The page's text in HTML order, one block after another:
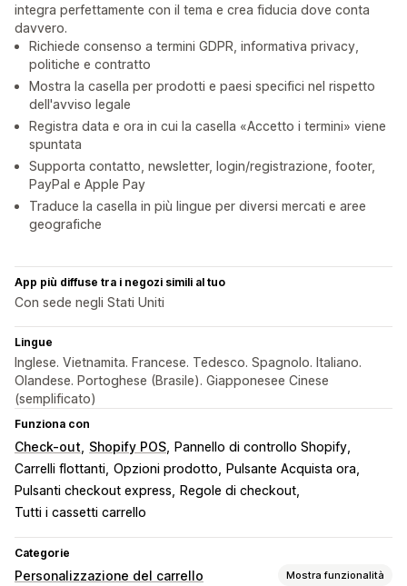
integra perfettamente con il tema e crea fiducia dove conta
davvero.
Richiede consenso a termini GDPR, informativa privacy,
politiche e contratto
Mostra la casella per prodotti e paesi specifici nel rispetto
dell'avviso legale
Registra data e ora in cui la casella «Accetto i termini» viene
spuntata
Supporta contatto, newsletter, login/registrazione, footer,
PayPal e Apple Pay
Traduce la casella in più lingue per diversi mercati e aree
geografiche
App più diffuse tra i negozi simili al tuo
Con sede negli Stati Uniti
Lingue
Inglese. Vietnamita. Francese. Tedesco. Spagnolo. Italiano.
Olandese. Portoghese (Brasile). Giapponesee Cinese
(semplificato)
Funziona con
Check-out Shopify POS
Pannello di controllo Shopify
Carrelli flottanti Opzioni prodotto
Pulsante Acquista ora
Pulsanti checkout express
Regole di checkout
Tutti i cassetti carrello
Categorie
Personalizzazione del carrello Mostra funzionalità